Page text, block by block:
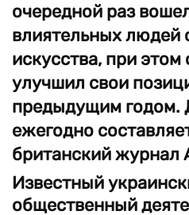
очередной раз
влиятельных людей
искусства, при этом
улучшил свои
предыдущим годом.
ежегодно
британский журнал
Известный
общественный